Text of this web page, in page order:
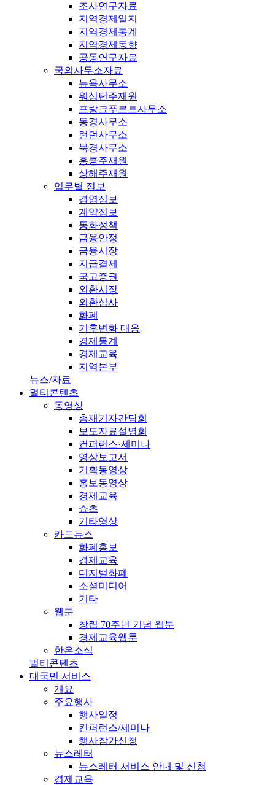
조사연구자료
지역경제일지
지역경제통계
지역경제동향
공동연구자료
국외사무소자료
뉴욕사무소
워싱턴주재원
프랑크푸르트사무소
동경사무소
런던사무소
북경사무소
홍콩주재원
상해주재원
업무별 정보
경영정보
계약정보
통화정책
금융안정
금융시장
지급결제
국고증권
외환시장
외환심사
화폐
기후변화 대응
경제통계
경제교육
지역본부
뉴스/자료
멀티콘텐츠
동영상
총재기자간담회
보도자료설명회
컨퍼런스·세미나
영상보고서
기획동영상
홍보동영상
경제교육
쇼츠
기타영상
카드뉴스
화폐홍보
경제교육
디지털화폐
소셜미디어
기타
웹툰
창립 70주년 기념 웹툰
경제교육웹툰
한은소식
멀티콘텐츠
대국민 서비스
개요
주요행사
행사일정
컨퍼런스/세미나
행사참가신청
뉴스레터
뉴스레터 서비스 안내 및 신청
경제교육